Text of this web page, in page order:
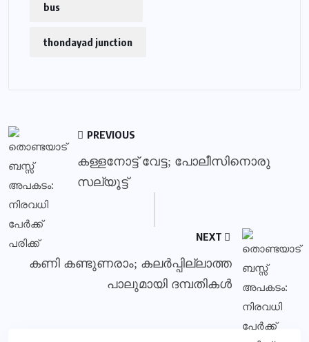
bus
thondayad junction
PREVIOUS
കള്ളനോട്ട് വേട്ട; പോലീസിനൊരു
സല്യൂട്ട്
NEXT
കണി കണ്ടുണരാം; കലർപ്പില്ലാത്ത
പാലുമായി ദമ്പതികൾ